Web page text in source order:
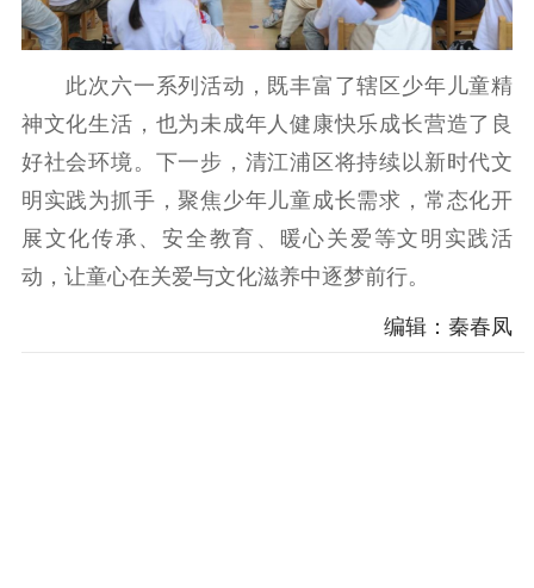
此次六一系列活动，既丰富了辖区少年儿童精
神文化生活，也为未成年人健康快乐成长营造了良
好社会环境。下一步，清江浦区将持续以新时代文
明实践为抓手，聚焦少年儿童成长需求，常态化开
展文化传承、安全教育、暖心关爱等文明实践活
动，让童心在关爱与文化滋养中逐梦前行。
编辑：秦春凤